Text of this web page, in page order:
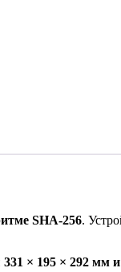
SHA-256.
× 195 × 292 мм и